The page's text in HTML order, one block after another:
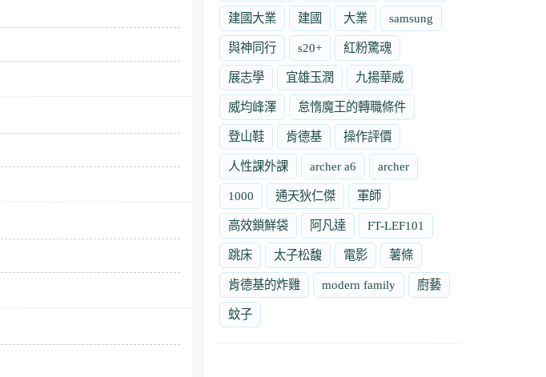
建國大業 建國 大業 samsung
與神同行 s20+ 紅粉驚魂
展志學 宜雄玉潤 九揚華威
威均峰澤 怠惰魔王的轉職條件
登山鞋 肯德基 操作評價
人性課外課 archer a6 archer
1000 通天狄仁傑 軍師
高效鎖鮮袋 阿凡達 FT-LEF101
跳床 太子松馥 電影 薯條
肯德基的炸雞 modern family 廚藝
蚊子